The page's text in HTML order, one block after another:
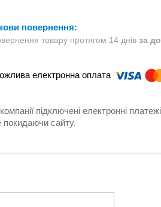
товару протягом 14 днів за
підключені електронні
покидаючи сайту.